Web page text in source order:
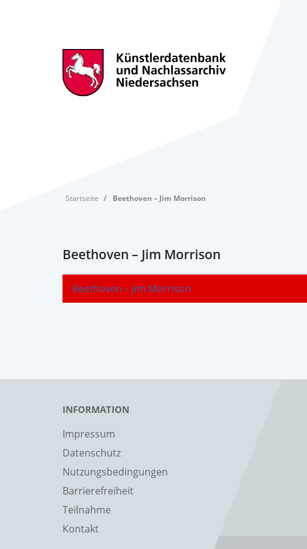
Startseite Beethoven – Jim Morrison
Beethoven – Jim Morrison
Beethoven – Jim Morrison
INFORMATION
Impressum
Datenschutz
Nutzungsbedingungen
Barrierefreiheit
Teilnahme
Kontakt